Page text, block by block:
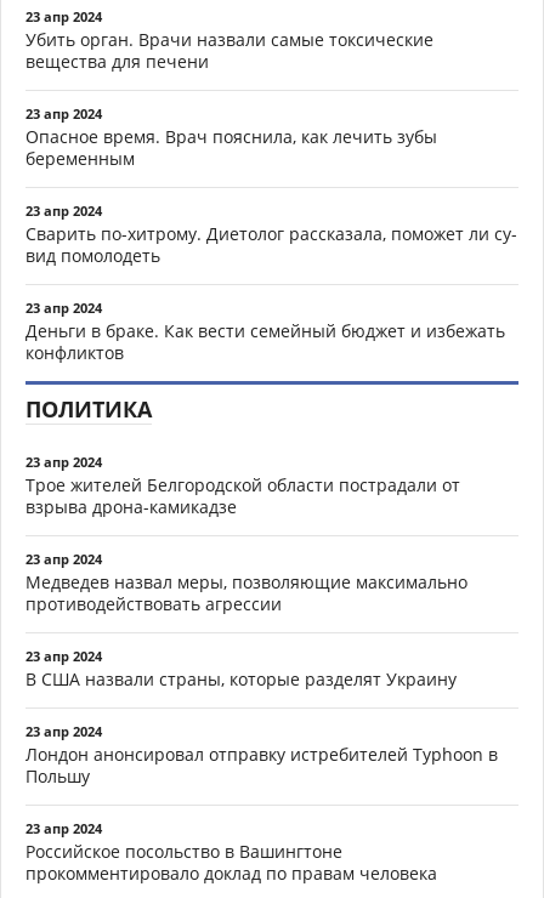
23 апр 2024
Убить орган. Врачи назвали самые токсические
вещества для печени
23 апр 2024
Опасное время. Врач пояснила, как лечить зубы
беременным
23 апр 2024
Сварить по-хитрому. Диетолог рассказала, поможет ли су-
вид помолодеть
23 апр 2024
Деньги в браке. Как вести семейный бюджет и избежать
конфликтов
ПОЛИТИКА
23 апр 2024
Трое жителей Белгородской области пострадали от
взрыва дрона-камикадзе
23 апр 2024
Медведев назвал меры, позволяющие максимально
противодействовать агрессии
23 апр 2024
В США назвали страны, которые разделят Украину
23 апр 2024
Лондон анонсировал отправку истребителей Typhoon в
Польшу
23 апр 2024
Российское посольство в Вашингтоне
прокомментировало доклад по правам человека